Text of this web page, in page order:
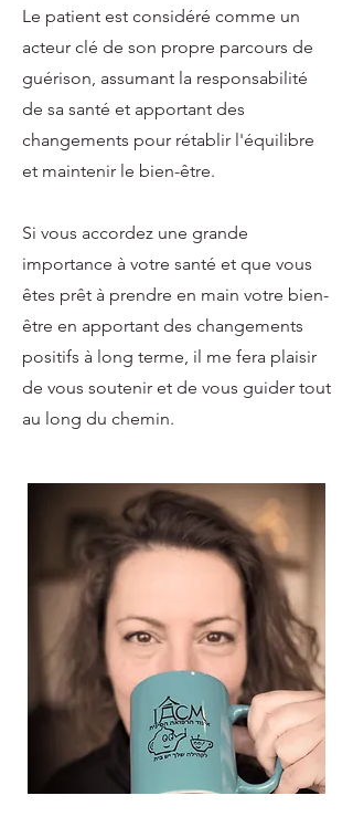
Le patient est considéré comme un
acteur clé de son propre parcours de
guérison, assumant la responsabilité
de sa santé et apportant des
changements pour rétablir l'équilibre
et maintenir le bien-être.
Si vous accordez une grande
importance à votre santé et que vous
êtes prêt à prendre en main votre bien-
être en apportant des changements
positifs à long terme, il me fera plaisir
de vous soutenir et de vous guider tout
au long du chemin.